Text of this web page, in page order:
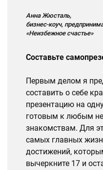
Анна Жюсталь,
бизнес-коуч,
«Неизбежное счастье»
Составьте
Первым делом я
составить о себе
презентацию на
готовым к любым
знакомствам. Для
самых главных
достижений,
вычеркните 17 и